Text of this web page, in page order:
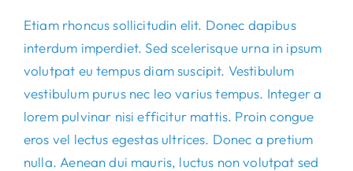
Etiam rhoncus sollicitudin elit. Donec dapibus
interdum imperdiet. Sed scelerisque urna in ipsum
volutpat eu tempus diam suscipit. Vestibulum
vestibulum purus nec leo varius tempus. Integer a
lorem pulvinar nisi efficitur mattis. Proin congue
eros vel lectus egestas ultrices. Donec a pretium
nulla. Aenean dui mauris, luctus non volutpat sed